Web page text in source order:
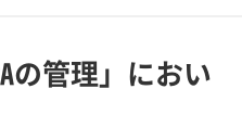
の管理」におい